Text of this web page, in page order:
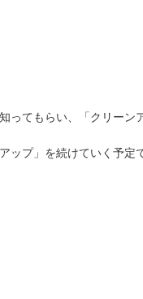
。
更いたしました。
ってもらい、「クリーン
ップ」を続けていく予定